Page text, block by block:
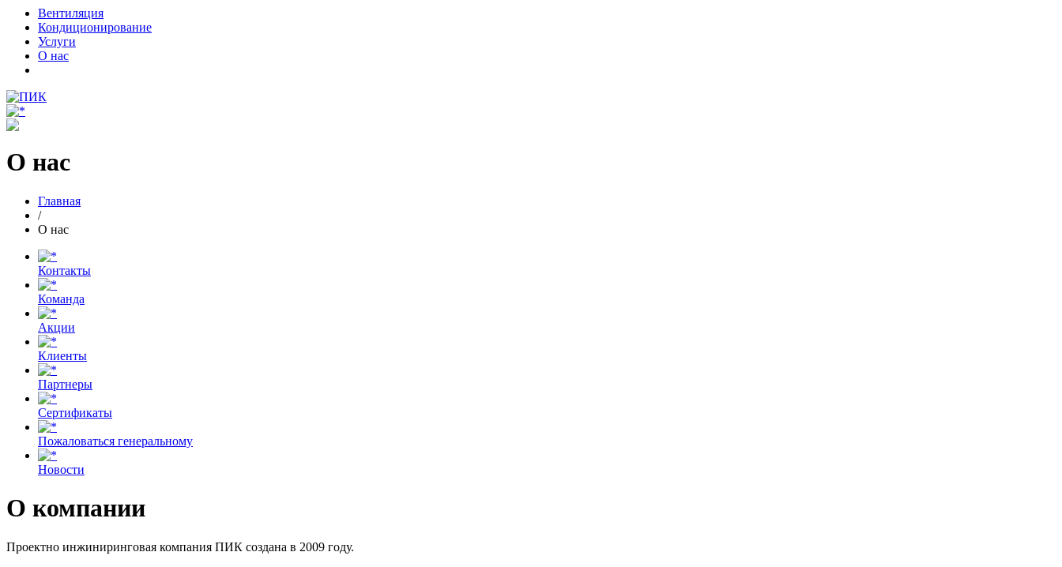
Вентиляция
Кондиционирование
Услуги
О нас
О нас
Главная
/
О нас
Контакты
Команда
Акции
Клиенты
Партнеры
Сертификаты
Пожаловаться генеральному
Новости
О компании
Проектно инжиниринговая компания ПИК создана в 2009 году.